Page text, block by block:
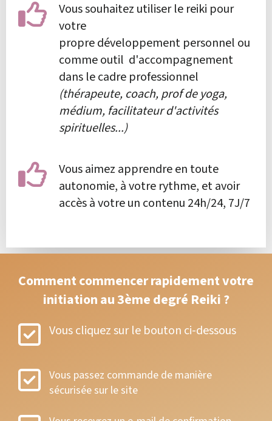
Vous souhaitez utiliser le reiki pour
votre
propre développement personnel ou
comme outil d'accompagnement
dans le cadre professionnel
(thérapeute, coach, prof de yoga,
médium, facilitateur d'activités
spirituelles...)
Vous aimez apprendre en toute
autonomie, à votre rythme, et avoir
accès à votre un contenu 24h/24, 7J/7
Comment commencer rapidement votre
initiation au 3ème degré Reiki ?
Vous cliquez sur le bouton ci-dessous
Vous passez commande de manière
sécurisée sur le site